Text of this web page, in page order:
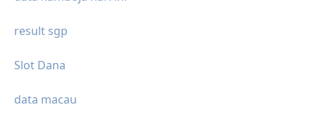
result sgp
Slot Dana
data macau